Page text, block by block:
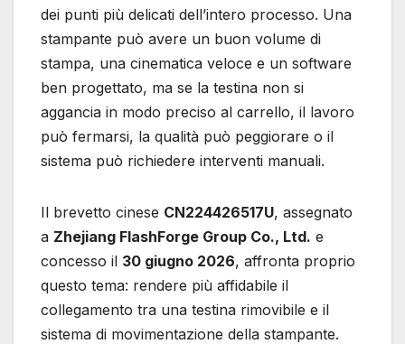
dei punti più delicati dell’intero processo. Una
stampante può avere un buon volume di
stampa, una cinematica veloce e un software
ben progettato, ma se la testina non si
aggancia in modo preciso al carrello, il lavoro
può fermarsi, la qualità può peggiorare o il
sistema può richiedere interventi manuali.
Il brevetto cinese CN224426517U, assegnato
a Zhejiang FlashForge Group Co., Ltd. e
concesso il 30 giugno 2026, affronta proprio
questo tema: rendere più affidabile il
collegamento tra una testina rimovibile e il
sistema di movimentazione della stampante.